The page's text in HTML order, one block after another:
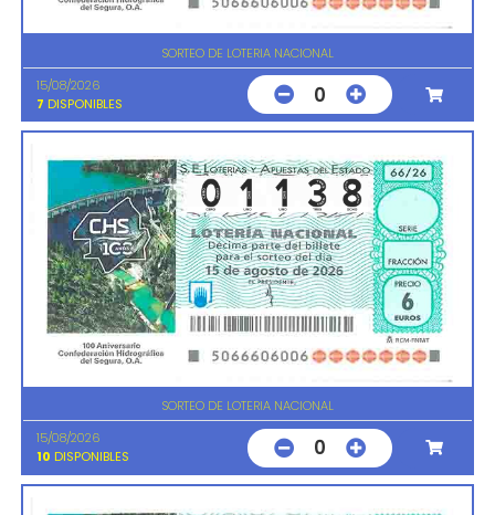
SORTEO DE LOTERIA NACIONAL
15/08/2026
7 DISPONIBLES 0
SORTEO DE LOTERIA NACIONAL
15/08/2026
10 DISPONIBLES 0